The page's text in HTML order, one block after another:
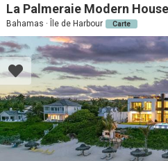
La Palmeraie Modern
Bahamas · Île de Harbour Carte